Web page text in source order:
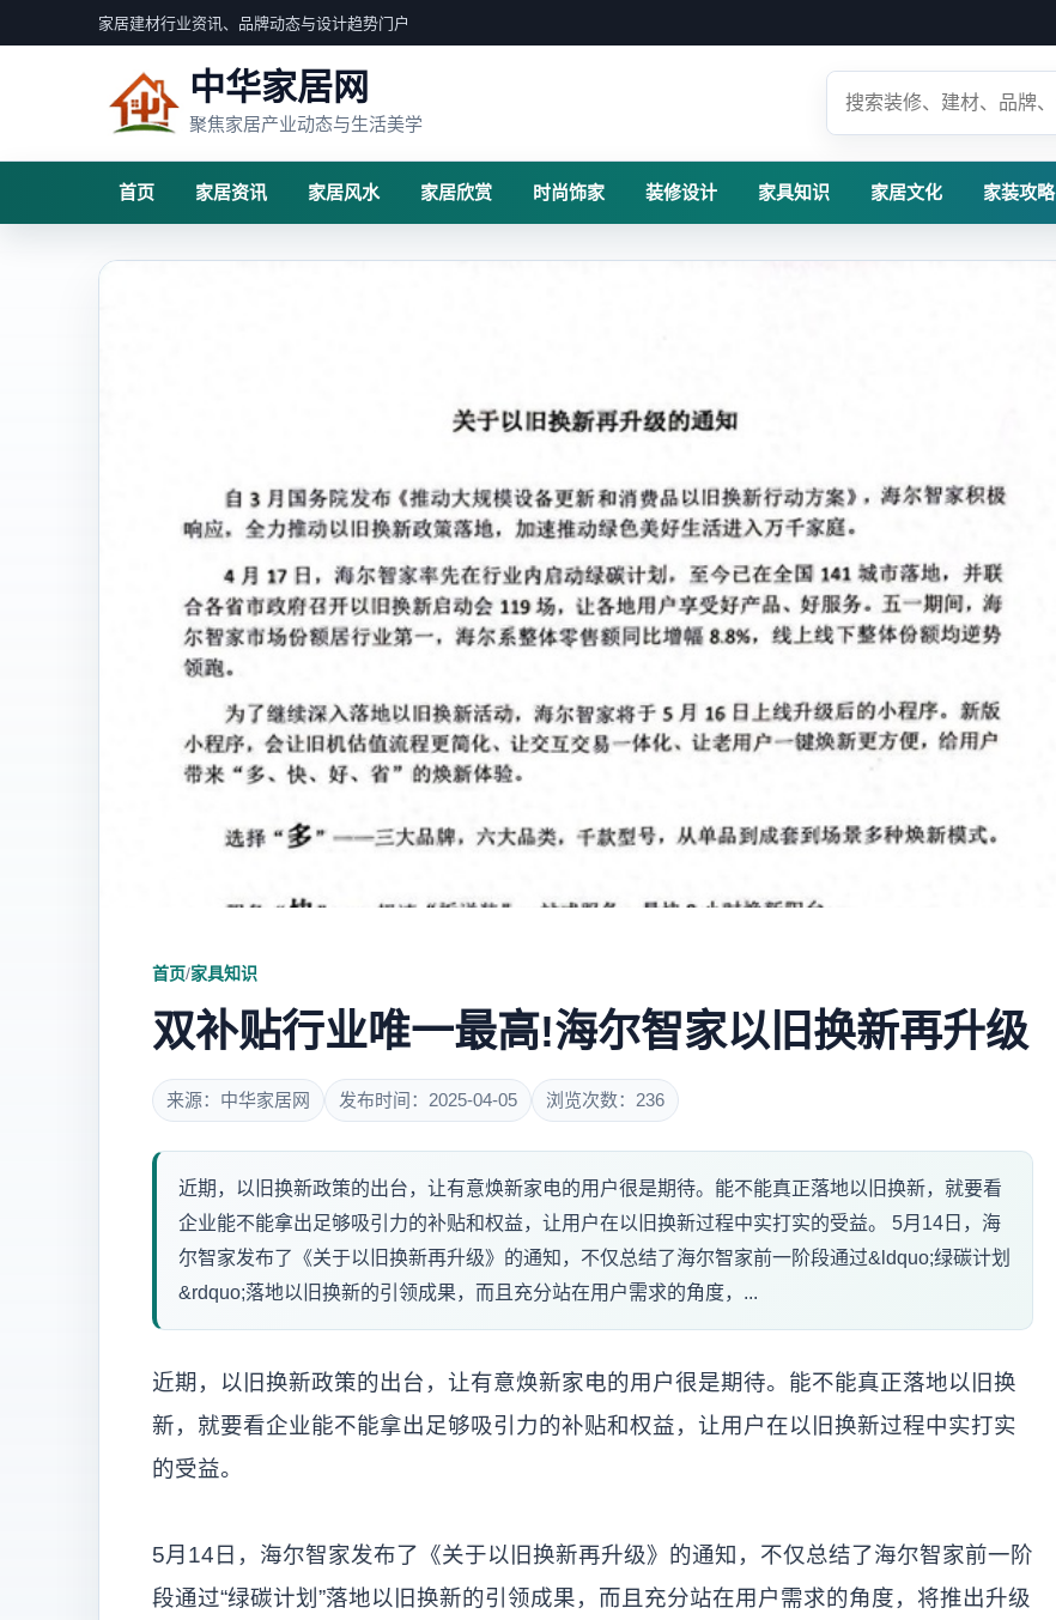
家居建材行业资讯、品牌动态与设计趋势门户
中华家居网
聚焦家居产业动态与生活美学
首页 家居资讯 家居风水 家居欣赏 时尚饰家 装修设计 家具知识 家居文化 家装攻略
首页/家具知识
双补贴行业唯一最高!海尔智家以旧换新再升级
来源：中华家居网 发布时间：2025-04-05 浏览次数：236
近期，以旧换新政策的出台，让有意焕新家电的用户很是期待。能不能真正落地以旧换新，就要看
企业能不能拿出足够吸引力的补贴和权益，让用户在以旧换新过程中实打实的受益。 5月14日，海
尔智家发布了《关于以旧换新再升级》的通知，不仅总结了海尔智家前一阶段通过&ldquo;绿碳计划
&rdquo;落地以旧换新的引领成果，而且充分站在用户需求的角度，...
近期，以旧换新政策的出台，让有意焕新家电的用户很是期待。能不能真正落地以旧换
新，就要看企业能不能拿出足够吸引力的补贴和权益，让用户在以旧换新过程中实打实
的受益。
5月14日，海尔智家发布了《关于以旧换新再升级》的通知，不仅总结了海尔智家前一阶
段通过“绿碳计划”落地以旧换新的引领成果，而且充分站在用户需求的角度，将推出升级